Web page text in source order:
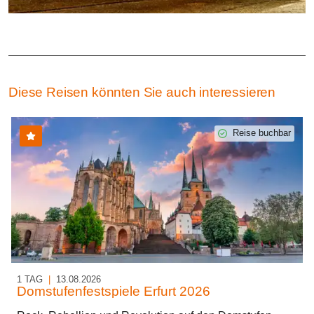
Diese Reisen könnten Sie auch interessieren
Reise buchbar
1 TAG 13.08.2026
Domstufenfestspiele Erfurt 2026